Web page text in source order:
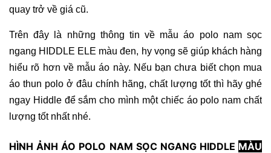
quay trở về giá cũ.
Trên đây là những thông tin về mẫu áo polo nam sọc
ngang HIDDLE ELE màu đen, hy vọng sẽ giúp khách hàng
hiểu rõ hơn về mẫu áo này. Nếu bạn chưa biết chọn mua
áo thun polo ở đâu chính hãng, chất lượng tốt thì hãy ghé
ngay Hiddle để sắm cho mình một chiếc áo polo nam chất
lượng tốt nhất nhé.
HÌNH ẢNH ÁO POLO NAM SỌC NGANG HIDDLE MÀU